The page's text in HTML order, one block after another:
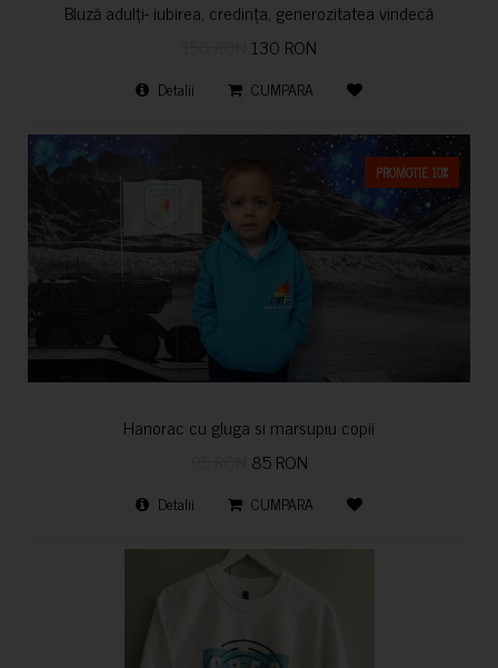
Bluză adulți- iubirea, credința, generozitatea vindecă
130 RON
Detalii CUMPARA
PROMOTIE 10%
Hanorac cu gluga si marsupiu copii
85 RON
Detalii CUMPARA